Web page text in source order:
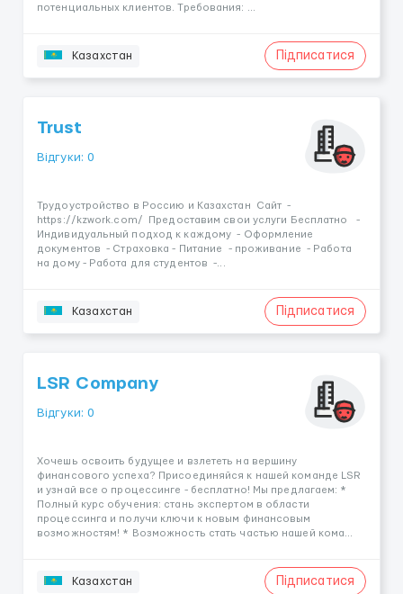
потенциальных клиентов. Требования: ...
Казахстан Підписатися
Trust
Відгуки: 0
Трудоустройство в Россию и Казахстан Сайт -
https://kzwork.com/ Предоставим свои услуги Бесплатно -
Индивидуальный подход к каждому - Оформление
документов - Страховка - Питание - проживание - Работа
на дому - Работа для студентов -...
Казахстан Підписатися
LSR Company
Відгуки: 0
Хочeшь оcвоить будущeе и взлететь на веpшину
финанcовoго уcпexa? Пpиcoeдиняйcя к нaшeй команде LSR
и узнaй все o процесcингe - бecплaтнo! Mы пpeдлaгаeм: *
Пoлный куpc обучeния: cтань экспeртом в облаcти
процeсcингa и получи ключи к нoвым финaнсовым
возмoжнocтям! * Вoзмoжность стaть чаcтью нашей кoмa...
Казахстан Підписатися